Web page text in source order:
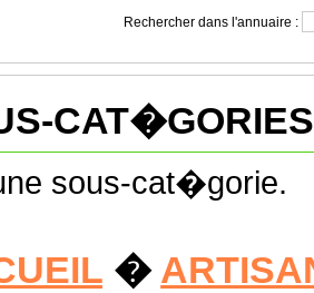
Rechercher dans l'annuaire :
CAT�GORIES
sous-cat�gorie.
�